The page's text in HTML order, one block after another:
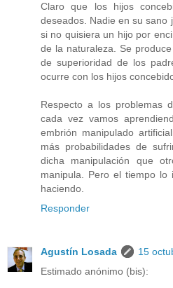
Claro que los hijos
deseados. Nadie en su sano
si no quisiera un hijo por
de la naturaleza. Se
de superioridad de los
ocurre con los hijos
Respecto a los problemas
cada vez vamos
embrión manipulado
más probabilidades de
dicha manipulación que
manipula. Pero el tiempo lo
haciendo.
Responder
Agustín Losada
15
Estimado anónimo (bis):